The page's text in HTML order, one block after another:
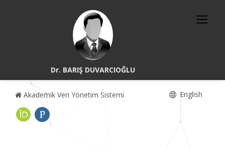
Dr. BARIŞ DUVARCIOĞLU
Akademik Veri Yönetim Sistemi English